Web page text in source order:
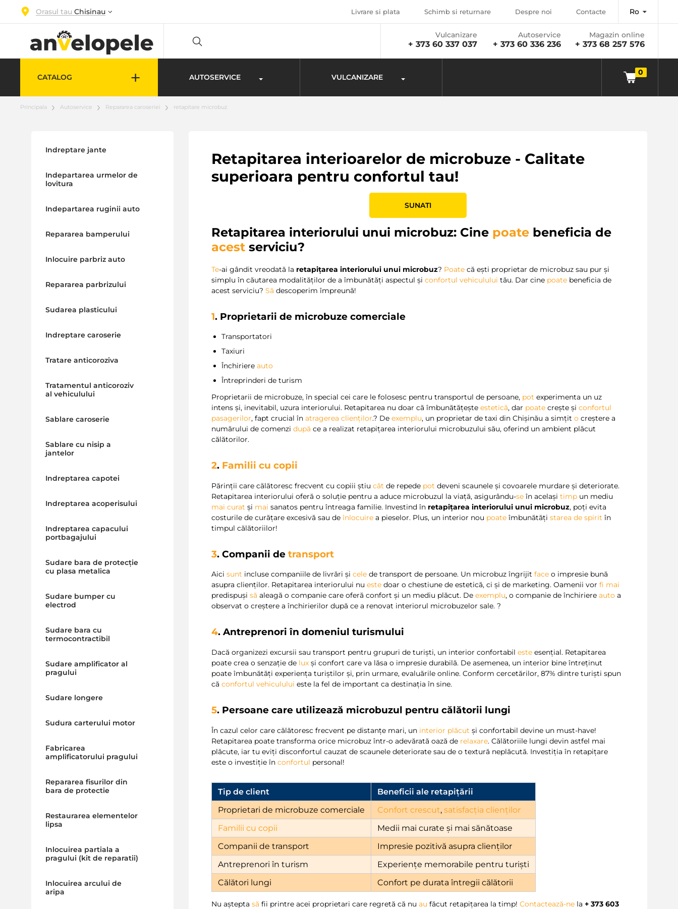
Orasul tau Chisinau Livrare si plata Schimb si returnare Despre noi Contacte Ro
Vulcanizare
+ 373 60 337 037
Autoservice
+ 373 60 336 236
Magazin online
+ 373 68 257 576
CATALOG + AUTOSERVICE VULCANIZARE
0
Principala Autoservice Repararea caroseriei retapitare microbuz
Indreptare jante
Indepartarea urmelor de
lovitura
Indepartarea ruginii auto
Repararea bamperului
Inlocuire parbriz auto
Repararea parbrizului
Sudarea plasticului
Indreptare caroserie
Tratare anticoroziva
Tratamentul anticoroziv
al vehiculului
Sablare caroserie
Sablare cu nisip a
jantelor
Indreptarea capotei
Indreptarea acoperisului
Indreptarea capacului
portbagajului
Sudare bara de protecție
cu plasa metalica
Sudare bumper cu
electrod
Sudare bara cu
termocontractibil
Sudare amplificator al
pragului
Sudare longere
Sudura carterului motor
Fabricarea
amplificatorului pragului
Repararea fisurilor din
bara de protectie
Restaurarea elementelor
lipsa
Inlocuirea partiala a
pragului (kit de reparatii)
Inlocuirea arcului de
aripa
Retapitarea interioarelor de microbuze - Calitate
superioara pentru confortul tau!
SUNATI
Retapitarea interiorului unui microbuz: Cine poate beneficia de
acest serviciu?
Te-ai gândit vreodată la retapițarea interiorului unui microbuz? Poate că ești proprietar de microbuz sau pur și
simplu în căutarea modalităților de a îmbunătăți aspectul șiconfortul vehiculului tău. Dar cine poate beneficia de
acest serviciu?Să descoperim împreună!
1. Proprietarii de microbuze comerciale
Transportatori
Taxiuri
Închiriereauto
Întreprinderi de turism
Proprietarii de microbuze, în special cei care le folosesc pentru transportul de persoane, pot experimenta un uz
intens și, inevitabil, uzura interiorului. Retapitarea nu doar că îmbunătățeșteestetică, dar poate crește șiconfortul
pasagerilor, fapt crucial înatragerea clienților.? Deexemplu, un proprietar de taxi din Chișinău a simțito creștere a
numărului de comenzidupă ce a realizat retapițarea interiorului microbuzului său, oferind un ambient plăcut
călătorilor.
2. Familii cu copii
Părinții care călătoresc frecvent cu copiii știucât de repede pot deveni scaunele și covoarele murdare și deteriorate.
Retapitarea interiorului oferă o soluție pentru a aduce microbuzul la viață, asigurându-se în acelașitimp un mediu
mai curat și mai sanatos pentru întreaga familie. Investind în retapițarea interiorului unui microbuz, poți evita
costurile de curățare excesivă sau deînlocuire a pieselor. Plus, un interior nou poate îmbunătățistarea de spirit în
timpul călătoriilor!
3. Companii detransport
Aicisunt incluse companiile de livrări șicele de transport de persoane. Un microbuz îngrijitface o impresie bună
asupra clienților. Retapitarea interiorului nueste doar o chestiune de estetică, ci și de marketing. Oamenii vorfi mai
predispușisă aleagă o companie care oferă confort și un mediu plăcut. Deexemplu, o companie de închiriereauto a
observat o creștere a închirierilor după ce a renovat interiorul microbuzelor sale.?
4. Antreprenori în domeniul turismului
Dacă organizezi excursii sau transport pentru grupuri de turiști, un interior confortabileste esențial. Retapitarea
poate crea o senzație de lux și confort care va lăsa o impresie durabilă. De asemenea, un interior bine întreținut
poate îmbunătăți experiența turiștilor și, prin urmare, evaluările online. Conform cercetărilor, 87% dintre turiști spun
căconfortul vehiculului este la fel de important ca destinația în sine.
5. Persoane care utilizează microbuzul pentru călătorii lungi
În cazul celor care călătoresc frecvent pe distanțe mari, un interior plăcut și confortabil devine un must-have!
Retapitarea poate transforma orice microbuz într-o adevărată oază de relaxare. Călătoriile lungi devin astfel mai
plăcute, iar tu eviți disconfortul cauzat de scaunele deteriorate sau de o textură neplăcută. Investiția în retapițare
este o investiție înconfortul personal!
Tip de client
Beneficii ale retapițării
Proprietari de microbuze comerciale
Confort crescut,satisfacția clienților
Familii cu copii
Medii mai curate și mai sănătoase
Companii de transport
Impresie pozitivă asupra clienților
Antreprenori în turism
Experiențe memorabile pentru turiști
Călători lungi
Confort pe durata întregii călătorii
Nu așteptasă fii printre acei proprietari care regretă că nuau făcut retapițarea la timp!Contactează-ne la+ 373 603